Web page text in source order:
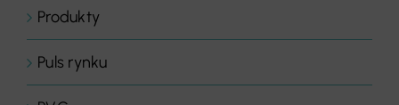
Produkty
Puls rynku